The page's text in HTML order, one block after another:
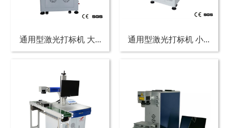
通用型激光打标机 大... 通用型激光打标机 小...